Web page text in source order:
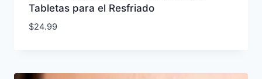
Tabletas para el Resfriado
$24.99